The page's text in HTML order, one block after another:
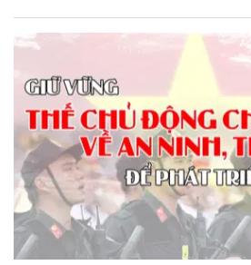
dạy - Lực lượng Công an nhân dân
chiến công, vì nước quên thân, vì
Thông tin điện tử Học viện CSND
viết của đồng chí Bộ trưởng.